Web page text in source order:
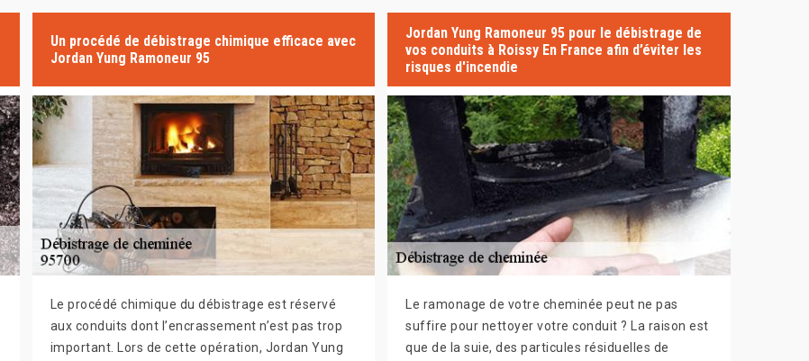
Un procédé de débistrage chimique efficace avec
Jordan Yung Ramoneur 95
Le procédé chimique du débistrage est réservé
aux conduits dont l’encrassement n’est pas trop
important. Lors de cette opération, Jordan Yung
Jordan Yung Ramoneur 95 pour le débistrage de
vos conduits à Roissy En France afin d’éviter les
risques d'incendie
Le ramonage de votre cheminée peut ne pas
suffire pour nettoyer votre conduit ? La raison est
que de la suie, des particules résiduelles de